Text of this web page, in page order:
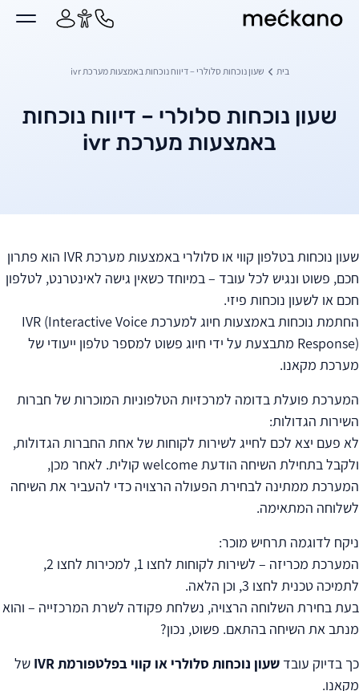
מרכזי
מקאנו
בית שעון נוכחות סלולרי – דיווח נוכחות באמצעות מערכת ivr
שעון נוכחות סלולרי – דיווח נוכחות
באמצעות מערכת ivr
שעון נוכחות בטלפון קווי או סלולרי באמצעות מערכת IVR הוא פתרון
חכם, פשוט ונגיש לכל עובד – במיוחד כשאין גישה לאינטרנט, לטלפון
חכם או לשעון נוכחות פיזי.
החתמת נוכחות באמצעות חיוג למערכת IVR (Interactive Voice
Response) מתבצעת על ידי חיוג פשוט למספר טלפון ייעודי של
מערכת מקאנו.
המערכת פועלת בדומה למרכזיות הטלפוניות המוכרות של חברות
השירות הגדולות:
לא פעם יצא לכם לחייג לשירות לקוחות של אחת החברות הגדולות,
ולקבל בתחילת השיחה הודעת welcome קולית. לאחר מכן,
המערכת ממתינה לבחירת הפעולה הרצויה כדי להעביר את השיחה
לשלוחה המתאימה.
ניקח לדוגמה תרחיש מוכר:
המערכת מכריזה – לשירות לקוחות לחצו 1, למכירות לחצו 2,
לתמיכה טכנית לחצו 3, וכן הלאה.
בעת בחירת השלוחה הרצויה, נשלחת פקודה לשרת המרכזייה – והוא
מנתב את השיחה בהתאם. פשוט, נכון?
כך בדיוק עובד שעון נוכחות סלולרי או קווי בפלטפורמת IVR
של
מקאנו.